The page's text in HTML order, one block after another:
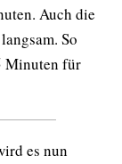
Auch die
So
Minuten für
es nun